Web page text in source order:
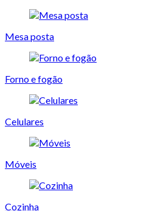
Mesa posta
Forno e fogão
Celulares
Móveis
Cozinha